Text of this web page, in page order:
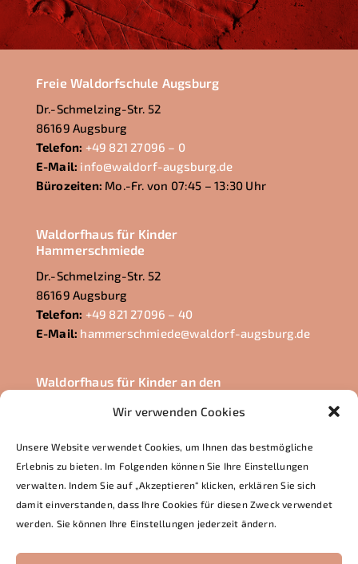
Wir verwenden Cookies
Unsere Website verwendet Cookies, um Ihnen das bestmögliche
Erlebnis zu bieten. Im Folgenden können Sie Ihre Einstellungen
verwalten. Indem Sie auf „Akzeptieren“ klicken, erklären Sie sich
damit einverstanden, dass Ihre Cookies für diesen Zweck verwendet
werden. Sie können Ihre Einstellungen jederzeit ändern.
Freie Waldorfschule Augsburg
Dr.-Schmelzing-Str. 52
86169 Augsburg
Telefon: +49 821 27096 – 0
E-Mail: info@waldorf-augsburg.de
Bürozeiten: Mo.-Fr. von 07:45 – 13:30 Uhr
Waldorfhaus für Kinder
Hammerschmiede
Dr.-Schmelzing-Str. 52
86169 Augsburg
Telefon: +49 821 27096 – 40
E-Mail: hammerschmiede@waldorf-augsburg.de
Waldorfhaus für Kinder an den
86165 Augsburg
Telefon:+49 821 722228
E-Mail: lechauen@waldorf-augsburg.de